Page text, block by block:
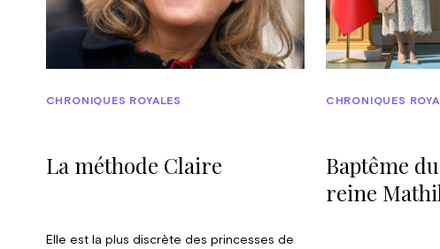
La méthode Claire
CHRONIQUES ROYALES
Elle est la plus discrète des princesses de
Baptême
reine
CHRONIQUES